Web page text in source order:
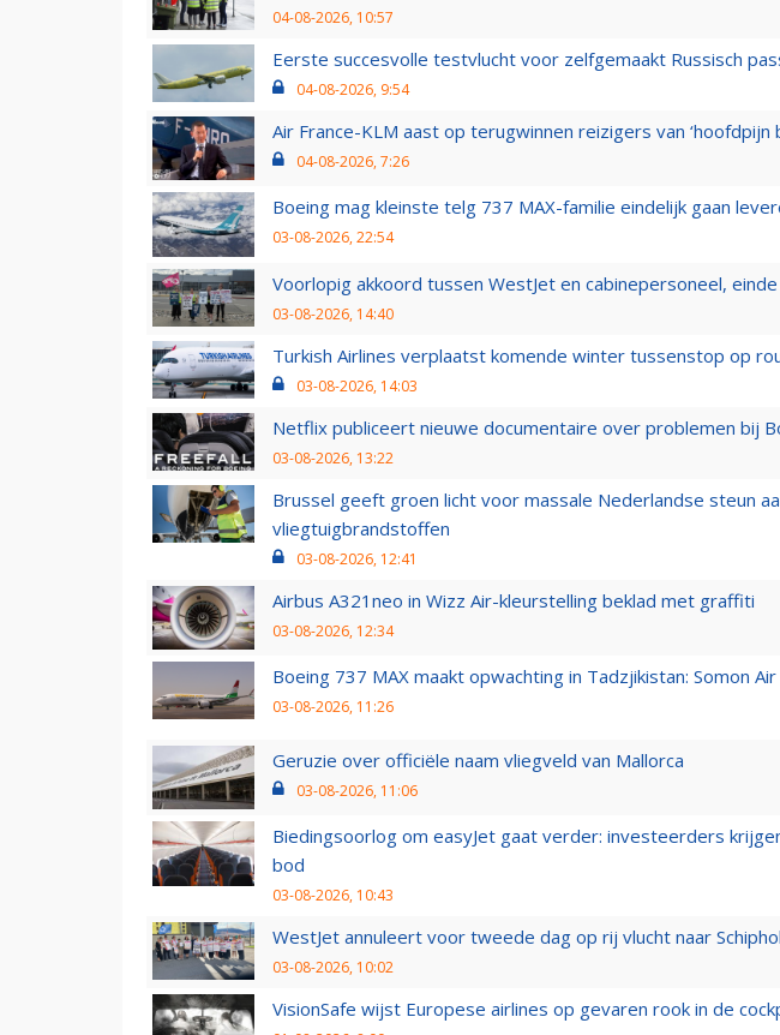
04-08-2026, 10:57
Eerste succesvolle testvlucht voor zelfgemaakt Russisch
04-08-2026, 9:54
Air France-KLM aast op terugwinnen reizigers van ‘hoofdpijn
04-08-2026, 7:26
Boeing mag kleinste telg 737 MAX-familie eindelijk gaan
03-08-2026, 22:54
Voorlopig akkoord tussen WestJet en cabinepersoneel,
03-08-2026, 14:40
Turkish Airlines verplaatst komende winter tussenstop op
03-08-2026, 14:03
Netflix publiceert nieuwe documentaire over problemen bij
03-08-2026, 13:22
Brussel geeft groen licht voor massale Nederlandse steun
vliegtuigbrandstoffen
03-08-2026, 12:41
Airbus A321neo in Wizz Air-kleurstelling beklad met graffiti
03-08-2026, 12:34
Boeing 737 MAX maakt opwachting in Tadzjikistan: Somon
03-08-2026, 11:26
Geruzie over officiële naam vliegveld van Mallorca
03-08-2026, 11:06
Biedingsoorlog om easyJet gaat verder: investeerders
bod
03-08-2026, 10:43
WestJet annuleert voor tweede dag op rij vlucht naar Schiphol
03-08-2026, 10:02
VisionSafe wijst Europese airlines op gevaren rook in de